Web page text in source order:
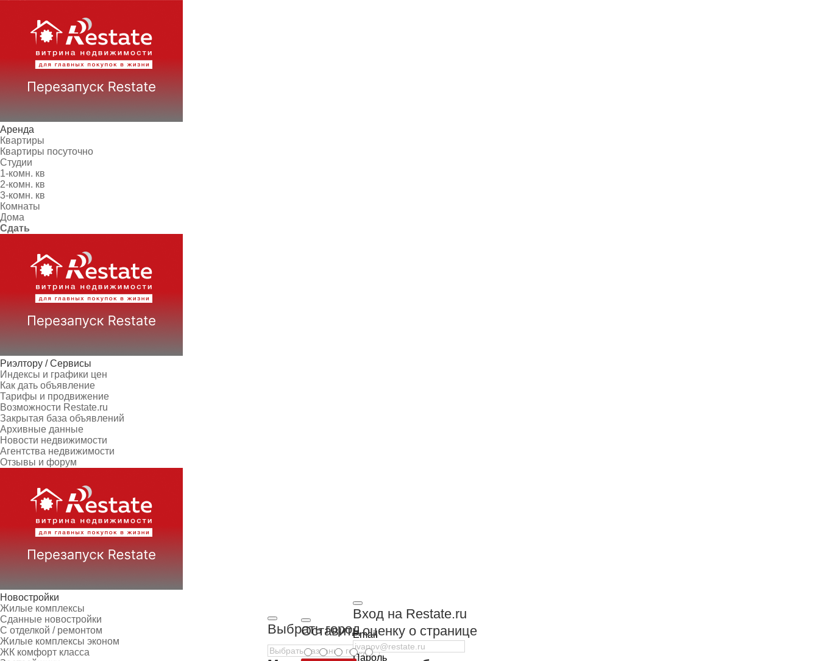
Аренда
Квартиры
Квартиры посуточно
Студии
1-комн. кв
2-комн. кв
3-комн. кв
Комнаты
Дома
Сдать
Риэлтору / Сервисы
Индексы и графики цен
Как дать объявление
Тарифы и продвижение
Возможности Restate.ru
Закрытая база объявлений
Архивные данные
Новости недвижимости
Агентства недвижимости
Отзывы и форум
Новостройки
Жилые комплексы
Сданные новостройки
С отделкой / ремонтом
Жилые комплексы эконом
ЖК комфорт класса
Выбрать город
Вход на Restate.ru
Email
Пароль
Оставить оценку о странице